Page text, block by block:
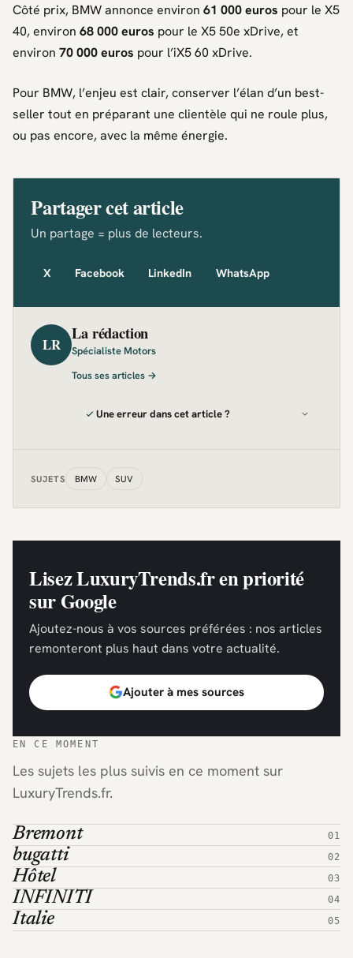
Côté prix, BMWannonce environ 61 000 euros pour le X5
40, environ 68 000 euros pour le X5 50e xDrive, et
environ 70 000 euros pour l’iX5 60 xDrive.
Pour BMW, l’enjeu est clair, conserver l’élan d’un best-
seller tout en préparant une clientèle qui ne roule plus,
ou pas encore, avec la même énergie.
Partager cet article
Un partage = plus de lecteurs.
X Facebook LinkedIn WhatsApp
LR
La rédaction
Spécialiste Motors
Tous ses articles →
Une erreur dans cet article ?
SUJETS BMW SUV
Lisez LuxuryTrends.fr en priorité
sur Google
Ajoutez-nous à vos sources préférées : nos articles
remonteront plus haut dans votre actualité.
Ajouter à mes sources
EN CE MOMENT
Les sujets les plus suivis en ce moment sur
LuxuryTrends.fr.
Bremont
bugatti
Hôtel
INFINITI
Italie